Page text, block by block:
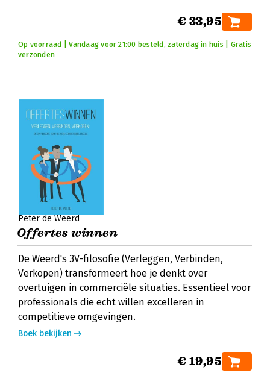
€ 33,95
Op voorraad | Vandaag voor 21:00 besteld, zaterdag in huis | Gratis
verzonden
Peter de Weerd
Offertes winnen
De Weerd's 3V-filosofie (Verleggen, Verbinden,
Verkopen) transformeert hoe je denkt over
overtuigen in commerciële situaties. Essentieel voor
professionals die echt willen excelleren in
competitieve omgevingen.
Boek bekijken
€ 19,95